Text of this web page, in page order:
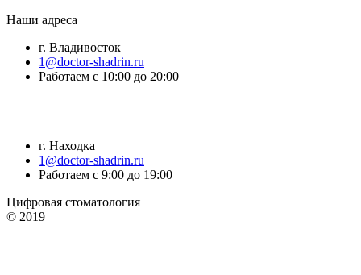
Наши адреса
г. Владивосток
1@doctor-shadrin.ru
Работаем с 10:00 до 20:00
г. Находка
1@doctor-shadrin.ru
Работаем с 9:00 до 19:00
Цифровая стоматология
© 2019